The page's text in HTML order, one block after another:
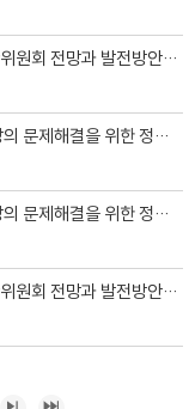
제7기 전략기획소위 주관, 정책과제(국가도서관위원회 전망과 발전방안) TF 4차 회의
제7기 전략기획소위 주관, 정책과제(도서관 현장의 문제해결을 위한 정책 체계 연구) TF 3차 회의
제7기 전략기획소위 주관, 정책과제(도서관 현장의 문제해결을 위한 정책 체계 연구) TF 2차 회의
제7기 전략기획소위 주관, 정책과제(국가도서관위원회 전망과 발전방안) TF 3차 회의